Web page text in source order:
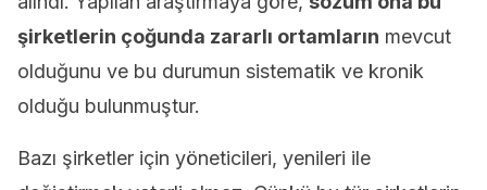
şirketlerin çoğunda zararlı ortamların mevcut
olduğunu ve bu durumun sistematik ve kronik
olduğu bulunmuştur.
Bazı şirketler için yöneticileri, yenileri ile